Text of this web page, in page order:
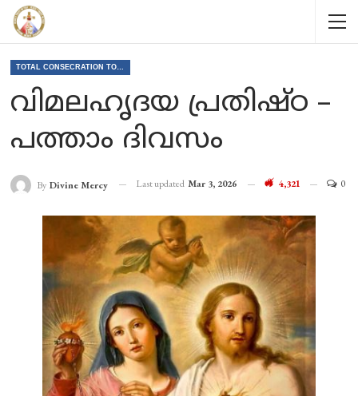
TOTAL CONSECRATION TO JESUS THROUGH MARY
വിമലഹൃദയ പ്രതിഷ്ഠ –
പത്താം ദിവസം
By Divine Mercy Last updated Mar 3, 2026 4,321 0